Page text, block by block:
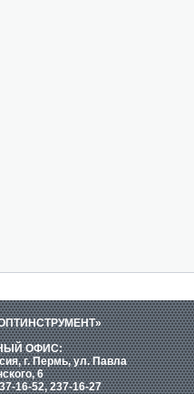
ОФИС:
г. Пермь, ул. Павла
6
16-52, 237-16-27